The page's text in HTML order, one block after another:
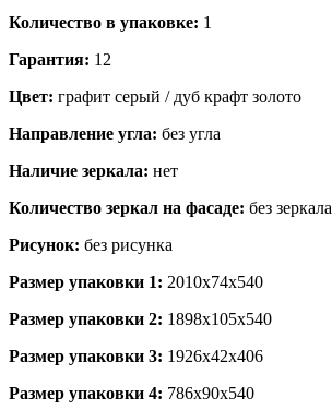
Количество в упаковке: 1
Гарантия: 12
Цвет: графит серый / дуб крафт золото
Направление угла: без угла
Наличие зеркала: нет
Количество зеркал на фасаде: без зеркала
Рисунок: без рисунка
Размер упаковки 1: 2010x74x540
Размер упаковки 2: 1898x105x540
Размер упаковки 3: 1926x42x406
Размер упаковки 4: 786x90x540